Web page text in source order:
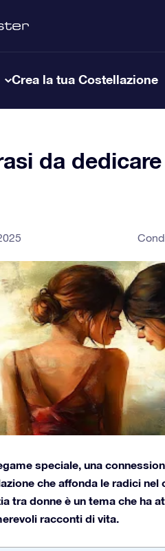
Crea la tua Costellazione
da
speciale, una
che affonda le radici
tra donne è un tema che ha
racconti di vita.